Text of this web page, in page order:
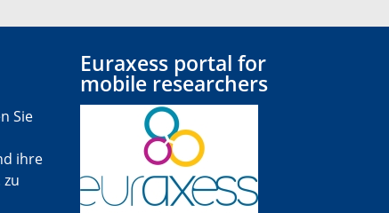
Sie
ihre
Euraxess portal for
mobile researchers